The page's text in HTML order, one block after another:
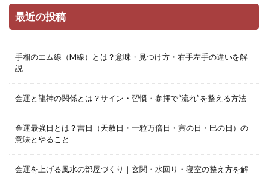
最近の投稿
手相のエム線（M線）とは？意味・見つけ方・右手左手の違いを解
説
金運と龍神の関係とは？サイン・習慣・参拝で“流れ”を整える方法
金運最強日とは？吉日（天赦日・一粒万倍日・寅の日・巳の日）の
意味とやること
金運を上げる風水の部屋づくり｜玄関・水回り・寝室の整え方を解